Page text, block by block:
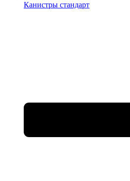
Канистры стандарт